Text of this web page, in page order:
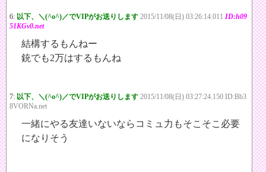
6: 以下、＼(^o^)／でVIPがお送りします 2015/11/08(日) 03:26:14.011 ID:h09
51KGv0.net
結構するもんねー
銃でも2万はするもんね
7: 以下、＼(^o^)／でVIPがお送りします 2015/11/08(日) 03:27:24.150 ID:Bb3
8VORNa.net
一緒にやる友達いないならコミュ力もそこそこ必要
になりそう